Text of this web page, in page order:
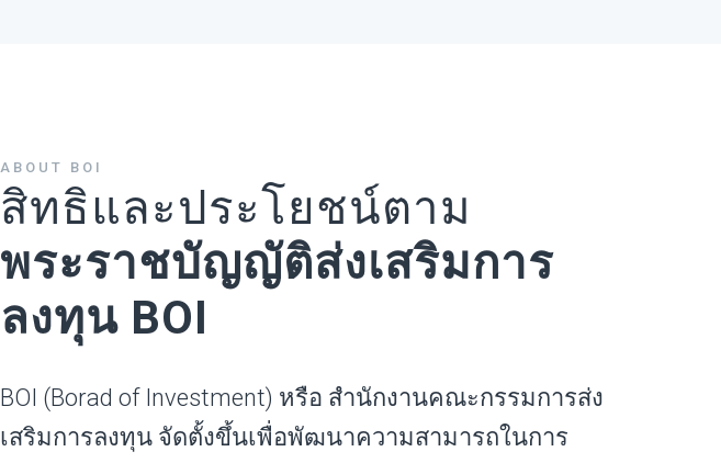
ABOUT BOI
สิทธิและประโยชน์ตาม
พระราชบัญญัติส่งเสริมการ
ลงทุน BOI
BOI (Borad of Investment) หรือ สำนักงานคณะกรรมการส่ง
เสริมการลงทุน จัดตั้งขึ้นเพื่อพัฒนาความสามารถในการ